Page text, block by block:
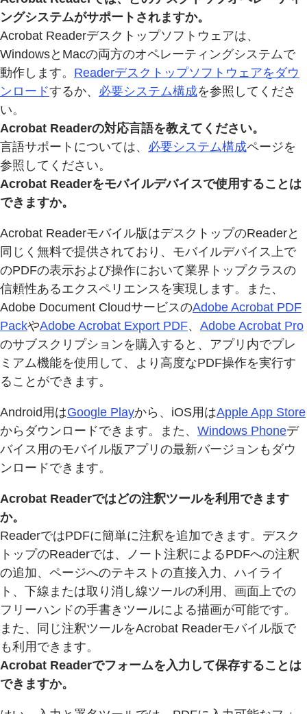
ングシステムがサポートされますか。
Acrobat Readerデスクトップソフトウェアは、
WindowsとMacの両方のオペレーティングシステムで
動作します。 Readerデスクトップソフトウェアをダウ
ンロードするか、 必要システム構成を参照してくださ
い。
Acrobat Readerの対応言語を教えてください。
言語サポートについては、 必要システム構成ページを
参照してください。
Acrobat Readerをモバイルデバイスで使用することは
できますか。
Acrobat Readerモバイル版はデスクトップのReaderと
同じく無料で提供されており、モバイルデバイス上で
のPDFの表示および操作において業界トップクラスの
信頼性あるエクスペリエンスを実現します。また、
Adobe Document CloudサービスのAdobe Acrobat PDF
PackやAdobe Acrobat Export PDF、 Adobe Acrobat Pro
のサブスクリプションを購入すると、アプリ内でプレ
ミアム機能を使用して、より高度なPDF操作を実行す
ることができます。
Android用はGoogle Playから、iOS用はApple App Store
からダウンロードできます。また、 Windows Phoneデ
バイス用のモバイル版アプリの最新バージョンもダウ
ンロードできます。
Acrobat Readerではどの注釈ツールを利用できます
か。
ReaderではPDFに簡単に注釈を追加できます。デスク
トップのReaderでは、ノート注釈によるPDFへの注釈
の追加、ページへのテキストの直接入力、ハイライ
ト、下線または取り消し線ツールの利用、画面上での
フリーハンドの手書きツールによる描画が可能です。
また、同じ注釈ツールをAcrobat Readerモバイル版で
も利用できます。
Acrobat Readerでフォームを入力して保存することは
できますか。